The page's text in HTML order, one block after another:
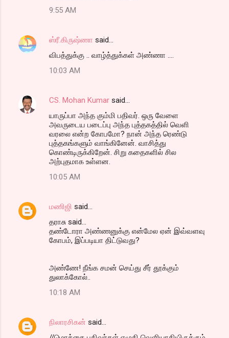
9:55 AM
ஸ்ரீ.கிருஷ்ணா said…
விபத்துக்கு .. வாழ்த்துக்கள் அண்ணா ....
10:03 AM
CS. Mohan Kumar said…
யாருப்பா அந்த கும்மி பதிவர். ஒரு வேளை
அவருடைய படைப்பு அந்த புத்தகத்தில் வெளி
வரலை என்ற கோபமோ? நான் அந்த ரெண்டு
புத்தகங்களும் வாங்கினேன். வாசித்து
கொண்டிருக்கிறேன். சிறு கதைகளில் சில
அற்புதமாக உள்ளன.
10:05 AM
மணிஜி said…
தராசு said...
தண்டோரா அண்ணனுக்கு என்மேல ஏன் இவ்வளவு
கோபம், இப்படியா திட்டுவது?
அண்ணே! நீங்க சமன் செய்து சீர் தூக்கும்
துலாக்கோல்..
10:18 AM
நிலாரசிகன் said…